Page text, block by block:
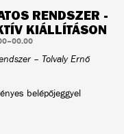
RENDSZER -
KIÁLLÍTÁSON
– Tolvaly Ernő
belépőjeggyel